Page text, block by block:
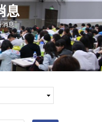
)
)
息
裡
消息